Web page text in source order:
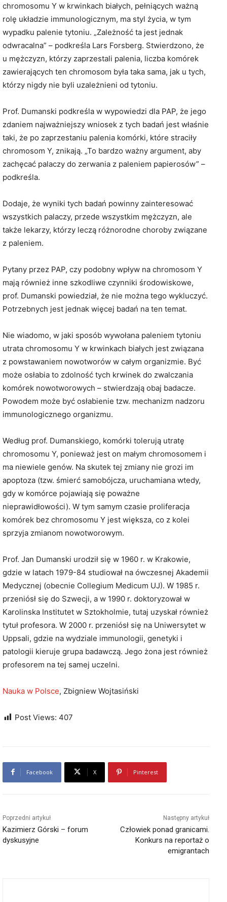
chromosomu Y w krwinkach białych, pełniących ważną
rolę układzie immunologicznym, ma styl życia, w tym
wypadku palenie tytoniu. „Zależność ta jest jednak
odwracalna” – podkreśla Lars Forsberg. Stwierdzono, że
u mężczyzn, którzy zaprzestali palenia, liczba komórek
zawierających ten chromosom była taka sama, jak u tych,
którzy nigdy nie byli uzależnieni od tytoniu.
Prof. Dumanski podkreśla w wypowiedzi dla PAP, że jego
zdaniem najważniejszy wniosek z tych badań jest właśnie
taki, że po zaprzestaniu palenia komórki, które straciły
chromosom Y, znikają. „To bardzo ważny argument, aby
zachęcać palaczy do zerwania z paleniem papierosów” –
podkreśla.
Dodaje, że wyniki tych badań powinny zainteresować
wszystkich palaczy, przede wszystkim mężczyzn, ale
także lekarzy, którzy leczą różnorodne choroby związane
z paleniem.
Pytany przez PAP, czy podobny wpływ na chromosom Y
mają również inne szkodliwe czynniki środowiskowe,
prof. Dumanski powiedział, że nie można tego wykluczyć.
Potrzebnych jest jednak więcej badań na ten temat.
Nie wiadomo, w jaki sposób wywołana paleniem tytoniu
utrata chromosomu Y w krwinkach białych jest związana
z powstawaniem nowotworów w całym organizmie. Być
może osłabia to zdolność tych krwinek do zwalczania
komórek nowotworowych – stwierdzają obaj badacze.
Powodem może być osłabienie tzw. mechanizm nadzoru
immunologicznego organizmu.
Według prof. Dumanskiego, komórki tolerują utratę
chromosomu Y, ponieważ jest on małym chromosomem i
ma niewiele genów. Na skutek tej zmiany nie grozi im
apoptoza (tzw. śmierć samobójcza, uruchamiana wtedy,
gdy w komórce pojawiają się poważne
nieprawidłowości). W tym samym czasie proliferacja
komórek bez chromosomu Y jest większa, co z kolei
sprzyja zmianom nowotworowym.
Prof. Jan Dumanski urodził się w 1960 r. w Krakowie,
gdzie w latach 1979-84 studiował na ówczesnej Akademii
Medycznej (obecnie Collegium Medicum UJ). W 1985 r.
przeniósł się do Szwecji, a w 1990 r. doktoryzował w
Karolinska Institutet w Sztokholmie, tutaj uzyskał również
tytuł profesora. W 2000 r. przeniósł się na Uniwersytet w
Uppsali, gdzie na wydziale immunologii, genetyki i
patologii kieruje grupa badawczą. Jego żona jest również
profesorem na tej samej uczelni.
Nauka w Polsce, Zbigniew Wojtasiński
Post Views: 407
Facebook X Pinterest
Poprzedni artykuł
Kazimierz Górski – forum
dyskusyjne
Następny artykuł
Człowiek ponad granicami.
Konkurs na reportaż o
emigrantach